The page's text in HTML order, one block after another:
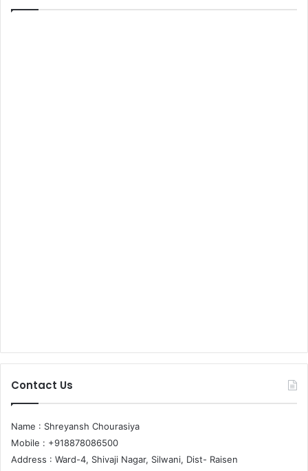
Contact Us
Name : Shreyansh Chourasiya
Mobile : +918878086500
Address : Ward-4, Shivaji Nagar, Silwani, Dist- Raisen